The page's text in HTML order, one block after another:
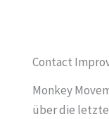
Contact
Monkey
über die